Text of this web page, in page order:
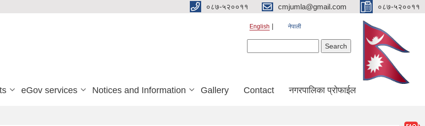
०८७-५२००११ cmjumla@gmail.com ०८७-५२००११
English नेपाली
eGov services Notices and Information Gallery Contact नगरपालिका प्रोफाईल